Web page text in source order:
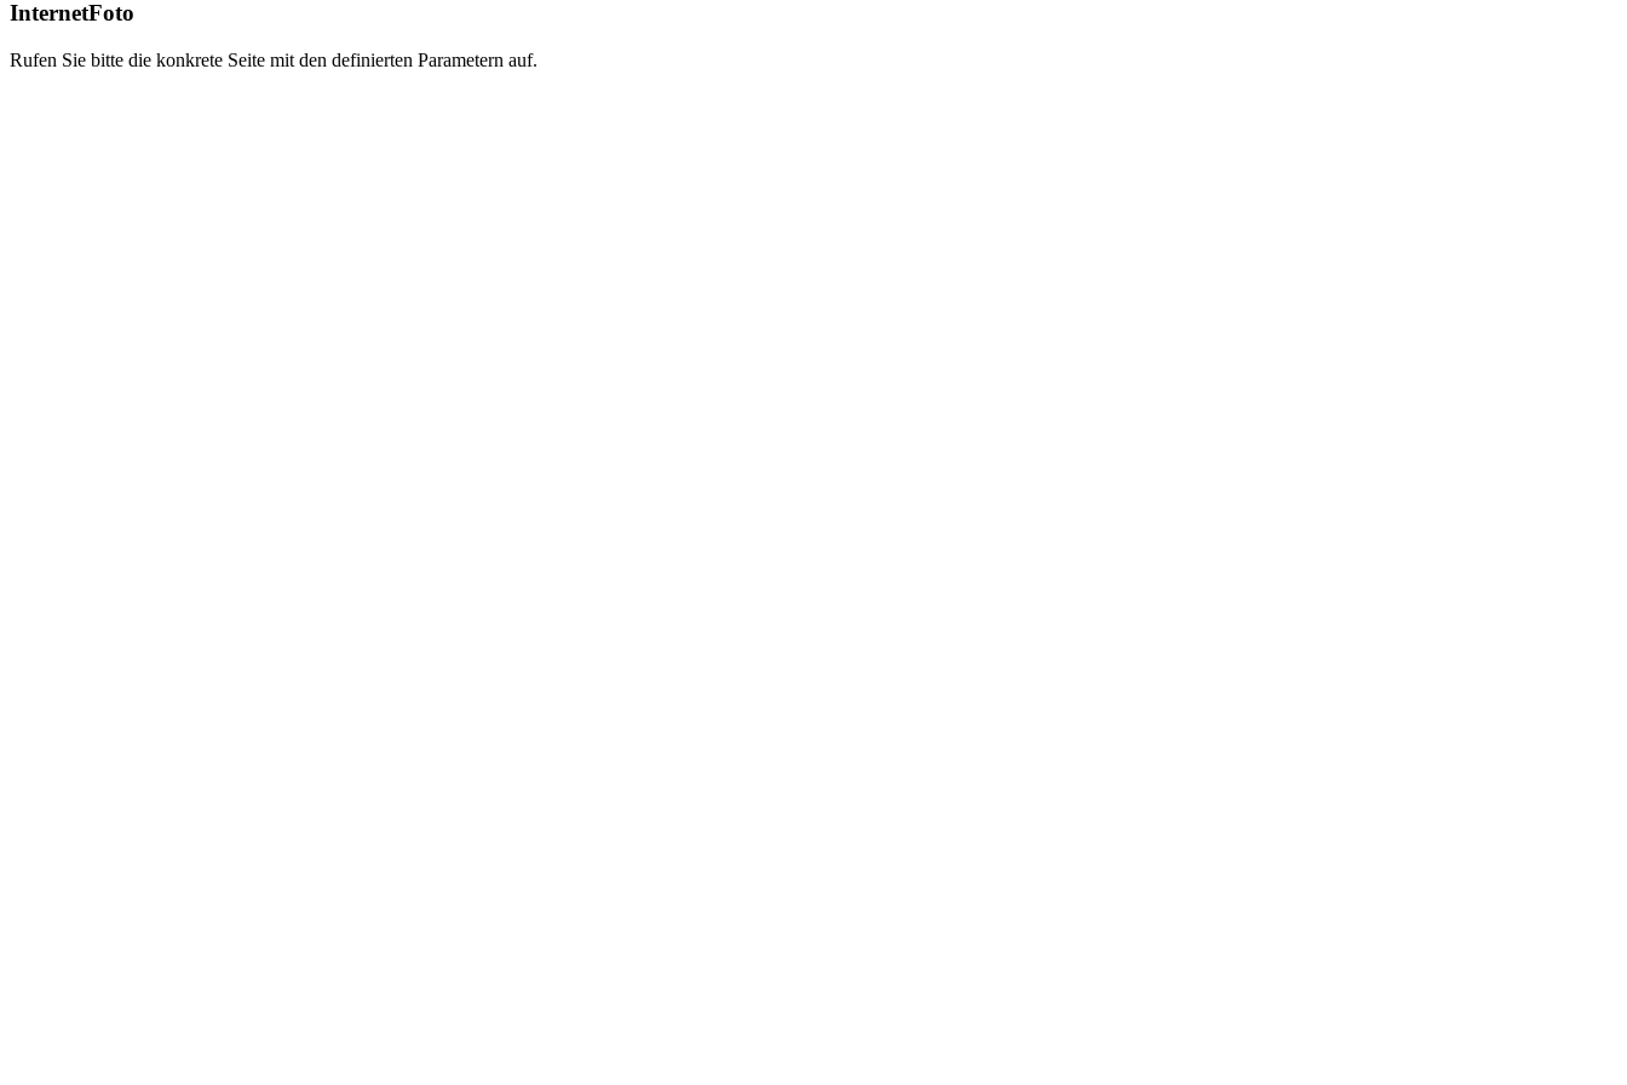
InternetFoto
Rufen Sie bitte die konkrete Seite mit den definierten Parametern auf.